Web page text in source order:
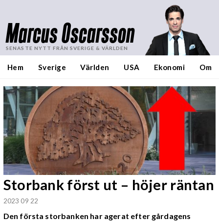
Marcus Oscarsson
SENASTE NYTT FRÅN SVERIGE & VÄRLDEN
Hem Sverige Världen USA Ekonomi Om
Storbank först ut – höjer räntan
2023 09 22
Den första storbanken har agerat efter gårdagens